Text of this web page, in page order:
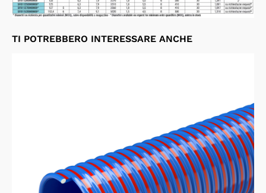
TI POTREBBERO INTERESSARE ANCHE